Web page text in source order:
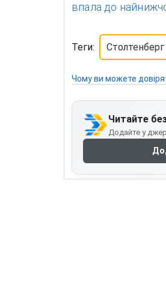
впала до
Теги: Столтенберг
Чому ви можете
Читайте
Додайте у